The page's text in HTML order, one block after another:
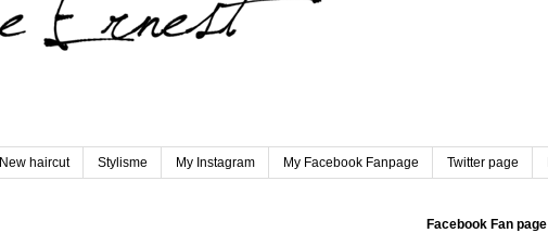
New haircut Stylisme My Instagram My Facebook Fanpage Twitter page
Facebook Fan page